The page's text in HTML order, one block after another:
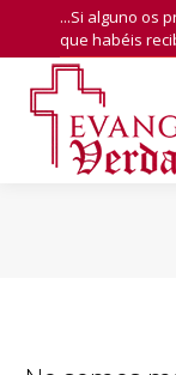
...Si alguno os
que habéis